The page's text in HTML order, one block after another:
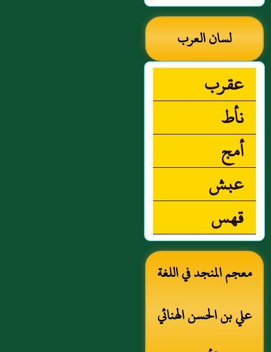
لسان العرب
عقرب
نأط
أمج
عبش
قهس
معجم المنجد في اللغة
علي بن الحسن الهنائي